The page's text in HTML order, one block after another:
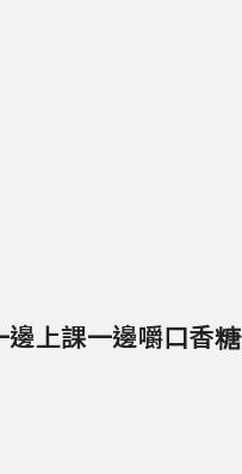
邊上課一邊嚼口香糖